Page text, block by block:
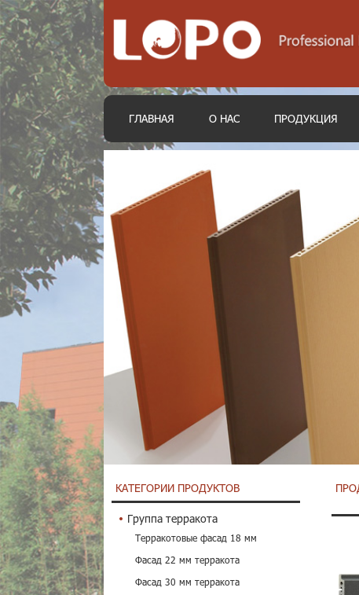
ГЛАВНАЯ О НАС ПРОДУКЦИЯ
КАТЕГОРИИ ПРОДУКТОВ
Группа терракота
Терракотовые фасад 18 мм
Фасад 22 мм терракота
Фасад 30 мм терракота